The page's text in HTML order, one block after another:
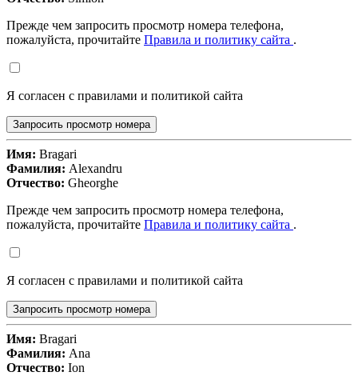
Прежде чем запросить просмотр номера телефона,
пожалуйста, прочитайте Правила и политику сайта .
Я согласен с правилами и политикой сайта
Запросить просмотр номера
Имя: Bragari
Фамилия: Alexandru
Отчество: Gheorghe
Прежде чем запросить просмотр номера телефона,
пожалуйста, прочитайте Правила и политику сайта .
Я согласен с правилами и политикой сайта
Запросить просмотр номера
Имя: Bragari
Фамилия: Ana
Отчество: Ion